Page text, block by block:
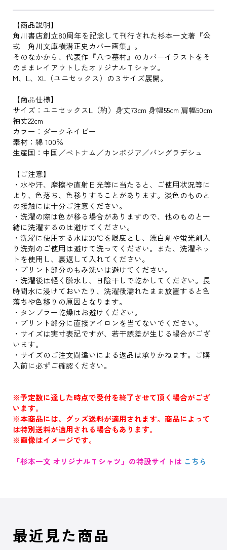
【商品説明】
角川書店創立80周年を記念して刊行された杉本一文著『公
式 角川文庫横溝正史カバー画集』。
そのなかから、代表作『八つ墓村』のカバーイラストをそ
のままレイアウトしたオリジナルＴシャツ。
M、L、XL（ユニセックス）の３サイズ展開。
【商品仕様】
サイズ：ユニセックスL（約）身丈73cm 身幅55cm 肩幅50cm
袖丈22cm
カラー：ダークネイビー
素材：綿 100％
生産国：中国／ベトナム／カンボジア／バングラデシュ
【ご注意】
・水や汗、摩擦や直射日光等に当たると、ご使用状況等に
より、色落ち、色移りすることがあります。淡色のものと
の接触には十分ご注意ください。
・洗濯の際は色が移る場合がありますので、他のものと一
緒に洗濯するのは避けてください。
・洗濯に使用する水は30℃を限度とし、漂白剤や蛍光剤入
り洗剤のご使用は避けて洗ってください。また、洗濯ネッ
トを使用し、裏返して入れてください。
・プリント部分のもみ洗いは避けてください。
・洗濯後は軽く脱水し、日陰干しで乾かしてください。長
時間水に浸けておいたり、洗濯後濡れたまま放置すると色
落ちや色移りの原因となります。
・タンブラー乾燥はお避けください。
・プリント部分に直接アイロンを当てないでください。
・サイズは実寸表記ですが、若干誤差が生じる場合がござ
います。
・サイズのご注文間違いによる返品は承りかねます。ご購
入前に必ずご確認ください。
※予定数に達した時点で受付を終了させて頂く場合がござ
います。
※本商品には、グッズ送料が適用されます。商品によって
は特別送料が適用される場合もあります。
※画像はイメージです。
「杉本一文 オリジナルＴシャツ」の特設サイトは こちら
最近見た商品